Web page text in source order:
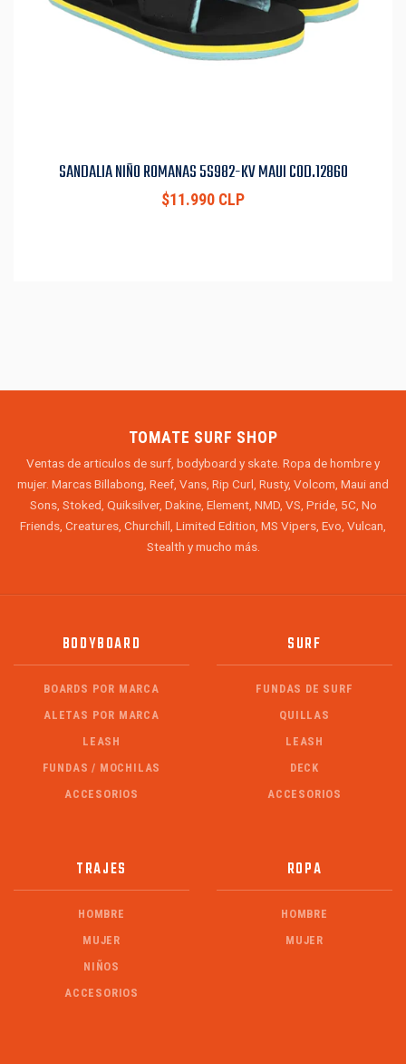
SANDALIA NIÑO ROMANAS 5S982-KV MAUI COD.12860
$11.990 CLP
TOMATE SURF SHOP
Ventas de articulos de surf, bodyboard y skate. Ropa de hombre y
mujer. Marcas Billabong, Reef, Vans, Rip Curl, Rusty, Volcom, Maui and
Sons, Stoked, Quiksilver, Dakine, Element, NMD, VS, Pride, 5C, No
Friends, Creatures, Churchill, Limited Edition, MS Vipers, Evo, Vulcan,
Stealth y mucho más.
BODYBOARD
BOARDS POR MARCA
ALETAS POR MARCA
LEASH
FUNDAS / MOCHILAS
ACCESORIOS
SURF
FUNDAS DE SURF
QUILLAS
LEASH
DECK
ACCESORIOS
TRAJES
HOMBRE
MUJER
NIÑOS
ACCESORIOS
ROPA
HOMBRE
MUJER